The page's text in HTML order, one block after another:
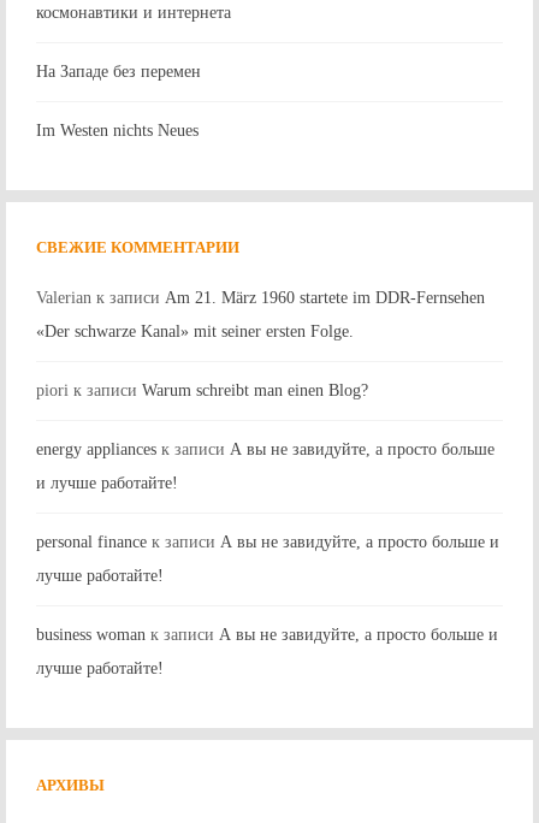
космонавтики и интернета
На Западе без перемен
Im Westen nichts Neues
СВЕЖИЕ КОММЕНТАРИИ
Valerian к записи Am 21. März 1960 startete im DDR-Fernsehen
«Der schwarze Kanal» mit seiner ersten Folge.
piori к записи Warum schreibt man einen Blog?
energy appliances к записи А вы не завидуйте, а просто больше
и лучше работайте!
personal finance к записи А вы не завидуйте, а просто больше и
лучше работайте!
business woman к записи А вы не завидуйте, а просто больше и
лучше работайте!
АРХИВЫ